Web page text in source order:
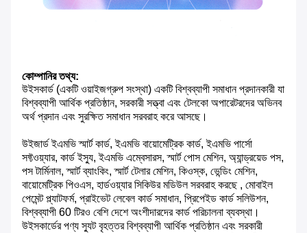
কোম্পানির তথ্য:
উইসকার্ড (একটি ওয়াইজগ্রুপ সংস্থা) একটি বিশ্বব্যাপী সমাধান প্রদানকারী যা
বিশ্বব্যাপী আর্থিক প্রতিষ্ঠান, সরকারী সত্ত্বা এবং টেলকো অপারেটরদের অভিনব
অর্থ প্রদান এবং সুরক্ষিত সমাধান সরবরাহ করে আসছে।
উইজার্ড ইএমভি স্মার্ট কার্ড, ইএমভি বায়োমেট্রিক কার্ড, ইএমভি পার্সো
সফ্টওয়্যার, কার্ড ইস্যু, ইএমভি এম্বেসারস, স্মার্ট পোস মেশিন, অ্যান্ড্রয়েড পস,
পস টার্মিনাল, স্মার্ট ব্যাংকিং, স্মার্ট টেলার মেশিন, কিওস্ক, ভেন্ডিং মেশিন,
বায়োমেট্রিক পিওএস, হার্ডওয়্যার সিকিউর মডিউল সরবরাহ করছে , মোবাইল
পেমেন্ট প্ল্যাটফর্ম, প্রাইভেট লেবেল কার্ড সমাধান, প্রিপেইড কার্ড সলিউশন,
বিশ্বব্যাপী 60 টিরও বেশি দেশে অংশীদারদের কার্ড পরিচালনা ব্যবস্থা।
উইসকার্ডের পণ্য স্যুট বৃহত্তর বিশ্বব্যাপী আর্থিক প্রতিষ্ঠান এবং সরকারী